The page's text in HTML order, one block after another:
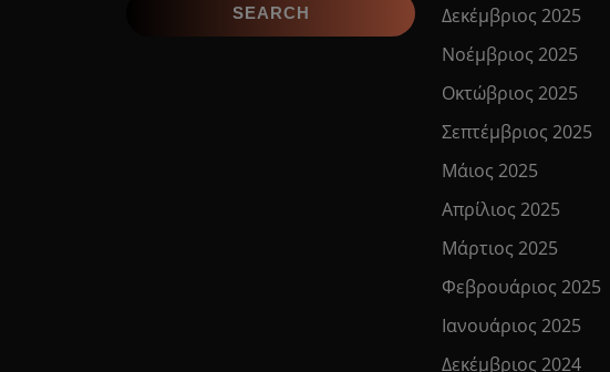
Δεκέμβριος 2025
Νοέμβριος 2025
Οκτώβριος 2025
Σεπτέμβριος 2025
Μάιος 2025
Απρίλιος 2025
Μάρτιος 2025
Φεβρουάριος 2025
Ιανουάριος 2025
Δεκέμβριος 2024